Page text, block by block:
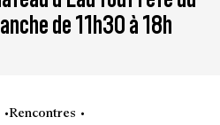
de 11h30 à 18h
Rencontres